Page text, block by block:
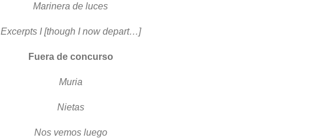
Marinera de luces
Excerpts I [though I now depart…]
Fuera de concurso
Muria
Nietas
Nos vemos luego